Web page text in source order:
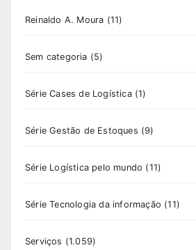
Reinaldo A. Moura (11)
Sem categoria (5)
Série Cases de Logística(1)
Série Gestão de Estoques (9)
Série Logística pelo mundo (11)
Série Tecnologia da informação (11)
Serviços (1.059)